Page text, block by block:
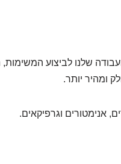
שלנו לביצוע
ומהיר יותר.